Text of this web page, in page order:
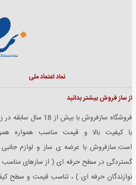
نماد اعتماد ملی
از ساز فروش بیشتر بدانید
فروشگاه سازفروش با
با کیفیت بالا و قیمت مناسب همواره
است.سازفروش با عرضه ی ساز و لوازم جانبی
گستردگی در سطح حرفه ای ( از سازهای مناسب
نوازندگان حرفه ای ) ، تناسب قیمت و سطح